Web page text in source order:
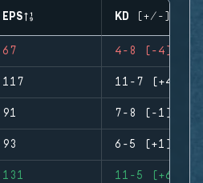
EPS KD (+/-)
67 4-8 (-4)
117 11-7 (+4)
91 7-8 (-1)
93 6-5 (+1)
131 11-5 (+6)